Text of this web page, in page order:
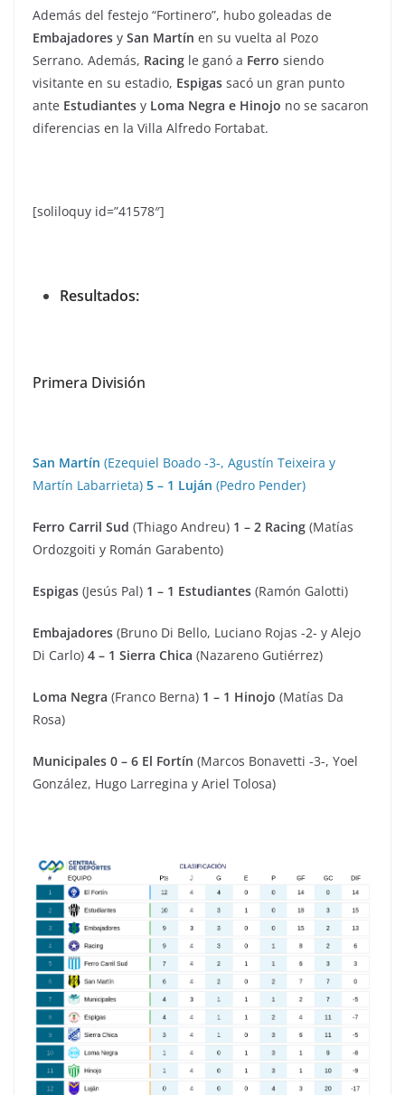
Además del festejo “Fortinero”, hubo goleadas de
Embajadores y San Martín en su vuelta al Pozo
Serrano. Además, Racing le ganó a Ferro siendo
visitante en su estadio, Espigas sacó un gran punto
ante Estudiantes y Loma Negra e Hinojo no se sacaron
diferencias en la Villa Alfredo Fortabat.
[soliloquy id=”41578″]
Resultados:
Primera División
San Martín (Ezequiel Boado -3-, Agustín Teixeira y
Martín Labarrieta) 5 – 1 Luján (Pedro Pender)
Ferro Carril Sud (Thiago Andreu) 1 – 2 Racing (Matías
Ordozgoiti y Román Garabento)
Espigas (Jesús Pal) 1 – 1 Estudiantes (Ramón Galotti)
Embajadores (Bruno Di Bello, Luciano Rojas -2- y Alejo
Di Carlo) 4 – 1 Sierra Chica (Nazareno Gutiérrez)
Loma Negra (Franco Berna) 1 – 1 Hinojo (Matías Da
Rosa)
Municipales 0 – 6 El Fortín (Marcos Bonavetti -3-, Yoel
González, Hugo Larregina y Ariel Tolosa)